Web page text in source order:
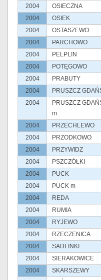
2004
OSIECZNA
2004
OSIEK
2004
OSTASZEWO
2004
PARCHOWO
2004
PELPLIN
2004
POTĘGOWO
2004
PRABUTY
2004
PRUSZCZ
2004
PRUSZCZ
m
2004
PRZECHLEWO
2004
PRZODKOWO
2004
PRZYWIDZ
2004
PSZCZÓŁKI
2004
PUCK
2004
PUCK m
2004
REDA
2004
RUMIA
2004
RYJEWO
2004
RZECZENICA
2004
SADLINKI
2004
SIERAKOWICE
2004
SKARSZEWY